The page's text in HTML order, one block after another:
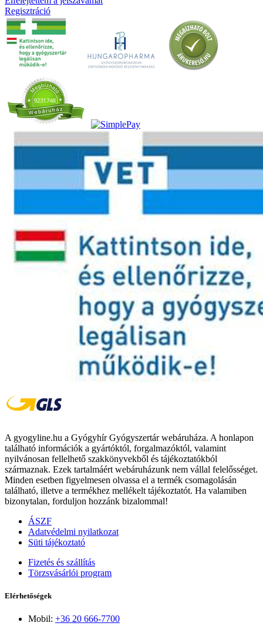
Regisztráció
A gyogyline.hu a Gyógyhír Gyógyszertár webáruháza. A honlapon
található információk a gyártóktól, forgalmazóktól, valamint
nyilvánosan fellelhető szakkönyvekből és tájékoztatókból
származnak. Ezek tartalmáért webáruházunk nem vállal felelősséget.
Minden esetben figyelmesen olvassa el a termék csomagolásán
található, illetve a termékhez mellékelt tájékoztatót. Ha valamiben
bizonytalan, forduljon hozzánk bizalommal!
ÁSZF
Adatvédelmi nyilatkozat
Süti tájékoztató
Fizetés és szállítás
Törzsvásárlói program
Elérhetőségek
Mobil: +36 20 666-7700